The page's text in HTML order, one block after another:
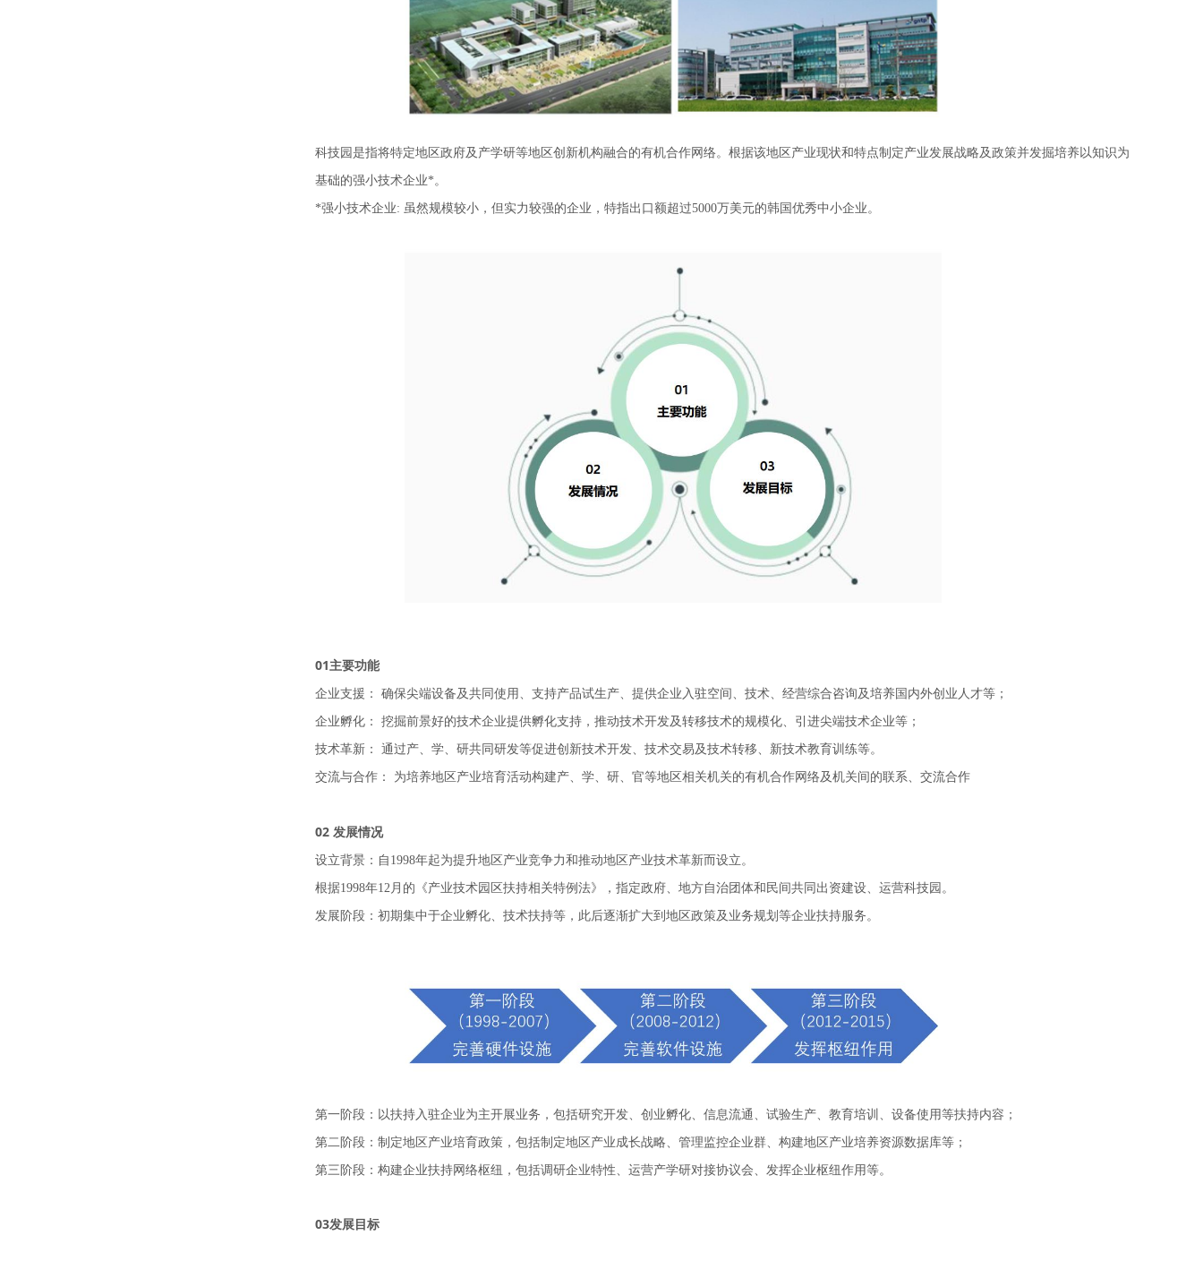
科技园是指将特定地区政府及产学研等地区创新机构融合的有机合作网络。根据该地区产业现状和特点制定产业发展战略及政策并发掘培养以知识为
基础的强小技术企业*。
*强小技术企业: 虽然规模较小，但实力较强的企业，特指出口额超过5000万美元的韩国优秀中小企业。
01主要功能
企业支援： 确保尖端设备及共同使用、支持产品试生产、提供企业入驻空间、技术、经营综合咨询及培养国内外创业人才等；
企业孵化： 挖掘前景好的技术企业提供孵化支持，推动技术开发及转移技术的规模化、引进尖端技术企业等；
技术革新： 通过产、学、研共同研发等促进创新技术开发、技术交易及技术转移、新技术教育训练等。
交流与合作： 为培养地区产业培育活动构建产、学、研、官等地区相关机关的有机合作网络及机关间的联系、交流合作
02 发展情况
设立背景：自1998年起为提升地区产业竞争力和推动地区产业技术革新而设立。
根据1998年12月的《产业技术园区扶持相关特例法》，指定政府、地方自治团体和民间共同出资建设、运营科技园。
发展阶段：初期集中于企业孵化、技术扶持等，此后逐渐扩大到地区政策及业务规划等企业扶持服务。
第一阶段：以扶持入驻企业为主开展业务，包括研究开发、创业孵化、信息流通、试验生产、教育培训、设备使用等扶持内容；
第二阶段：制定地区产业培育政策，包括制定地区产业成长战略、管理监控企业群、构建地区产业培养资源数据库等；
第三阶段：构建企业扶持网络枢纽，包括调研企业特性、运营产学研对接协议会、发挥企业枢纽作用等。
03发展目标